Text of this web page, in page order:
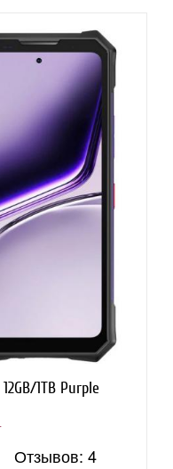
1TB Purple
Отзывов: 4